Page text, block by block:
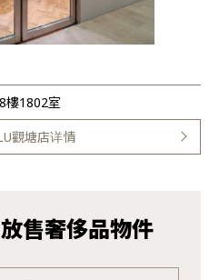
樓1802室
觀塘店详情
售奢侈品物件